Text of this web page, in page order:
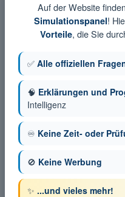
Auf der Website
Simulationspanel!
Vorteile, die Sie
✅ Alle offiziellen
🧠 Erklärungen und
Intelligenz
♾️ Keine Zeit- oder
🚫 Keine Werbung
✨ ...und vieles mehr!